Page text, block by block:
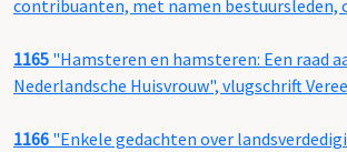
contribuanten, met namen bestuursleden,
1165 "Hamsteren en hamsteren: Een raad
Nederlandsche Huisvrouw", vlugschrift
1166 "Enkele gedachten over